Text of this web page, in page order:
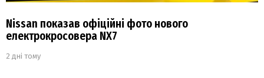
Nissan показав офіційні фото нового
електрокросовера NX7
2 дні тому